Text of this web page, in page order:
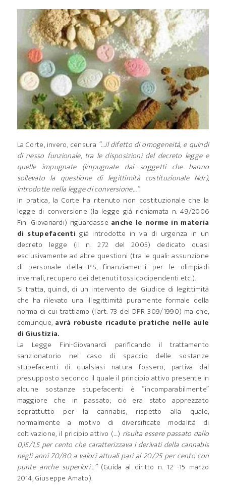
La Corte, invero, censura “…il difetto di omogeneità, e quindi
di nesso funzionale, tra le disposizioni del decreto legge e
quelle impugnate (impugnate dai soggetti che hanno
sollevato la questione di legittimità costituzionale Ndr),
introdotte nella legge di conversione…”.
In pratica, la Corte ha ritenuto non costituzionale che la
legge di conversione (la legge già richiamata n. 49/2006
Fini Giovanardi) riguardasse anche le norme in materia
di stupefacenti già introdotte in via di urgenza in un
decreto legge (il n. 272 del 2005) dedicato quasi
esclusivamente ad altre questioni (tra le quali: assunzione
di personale della PS, finanziamenti per le olimpiadi
invernali, recupero dei detenuti tossicodipendenti etc.).
Si tratta, quindi, di un intervento del Giudice di legittimità
che ha rilevato una illegittimità puramente formale della
norma di cui trattiamo (l’art. 73 del DPR 309/1990) ma che,
comunque, avrà robuste ricadute pratiche nelle aule
di Giustizia.
La Legge Fini-Giovanardi parificando il trattamento
sanzionatorio nel caso di spaccio delle sostanze
stupefacenti di qualsiasi natura fossero, partiva dal
presupposto secondo il quale il principio attivo presente in
alcune sostanze stupefacenti è “incomparabilmente”
maggiore che in passato; ciò era stato apprezzato
soprattutto per la cannabis, rispetto alla quale,
normalmente a motivo di diversificate modalità di
coltivazione, il pricipio attivo (…) risulta essere passato dallo
0,15/1,5 per cento che caratterizzava i derivati della cannabis
negli anni 70/80 a valori attuali pari al 20/25 per cento con
punte anche superiori…”(Guida al diritto n. 12 -15 marzo
2014, Giuseppe Amato).